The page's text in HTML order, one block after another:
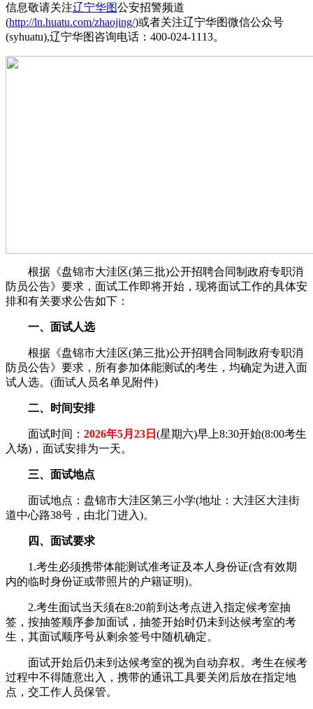
信息敬请关注辽宁华图公安招警频道
(http://ln.huatu.com/zhaojing/)或者关注辽宁华图微信公众号
(syhuatu),辽宁华图咨询电话：400-024-1113。
根据《盘锦市大洼区(第三批)公开招聘合同制政府专职消
防员公告》要求，面试工作即将开始，现将面试工作的具体安
排和有关要求公告如下：
一、面试人选
根据《盘锦市大洼区(第三批)公开招聘合同制政府专职消
防员公告》要求，所有参加体能测试的考生，均确定为进入面
试人选。(面试人员名单见附件)
二、时间安排
面试时间： 2026年5月23日 (星期六)早上8:30开始(8:00考生
入场)，面试安排为一天。
三、面试地点
面试地点：盘锦市大洼区第三小学(地址：大洼区大洼街
道中心路38号，由北门进入)。
四、面试要求
1.考生必须携带体能测试准考证及本人身份证(含有效期
内的临时身份证或带照片的户籍证明)。
2.考生面试当天须在8:20前到达考点进入指定候考室抽
签，按抽签顺序参加面试，抽签开始时仍未到达候考室的考
生，其面试顺序号从剩余签号中随机确定。
面试开始后仍未到达候考室的视为自动弃权。考生在候考
过程中不得随意出入，携带的通讯工具要关闭后放在指定地
点，交工作人员保管。